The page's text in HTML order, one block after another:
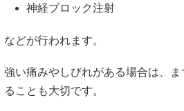
神経ブロック注射
などが行われます。
強い痛みやしびれがある場合は、
ることも大切です。